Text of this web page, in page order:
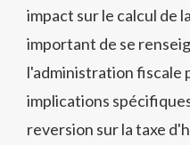
impact sur le calcul de
important de se
l'administration fiscale
implications
reversion sur la taxe